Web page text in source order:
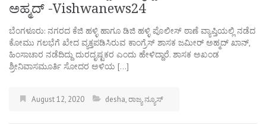
ಅಹ್ಮದ್ -Vishwanews24
ಬೆಂಗಳೂರು: ನಗರದ ಕೆಜಿ ಹಳ್ಳಿ ಹಾಗೂ ಡಿಜಿ ಹಳ್ಳಿ ಪೊಲೀಸ್ ಠಾಣೆ ವ್ಯಾಪ್ತಿಯಲ್ಲಿ ನಡೆದ
ಕೋಮು ಗಲಭೆಗೆ ಖೇದ ವ್ಯಕ್ತಪಡಿಸಿರುವ ಕಾಂಗ್ರೆಸ್ ಶಾಸಕ ಜಮೀರ್ ಅಹ್ಮದ್ ಖಾನ್,
ಹಿಂಸಾಚಾರ ನಡೆದಿದ್ದು ದುರದೃಷ್ಟಕರ ಎಂದು ಹೇಳಿದ್ದಾರೆ. ಶಾಸಕ ಅಖಂಡ
ಶ್ರೀನಿವಾಸಮೂರ್ತಿ ಸೋದರ ಅಳಿಯ […]
August 12, 2020 desha,ರಾಜ್ಯ ನ್ಯೂಸ್